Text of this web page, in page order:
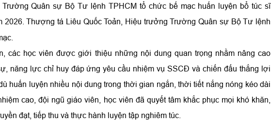
Trường Quân sự Bộ Tư lệnh TPHCM tổ chức bế mạc huấn luyện bổ túc sĩ
2026. Thượng tá Liêu Quốc Toản, Hiệu trưởng Trường Quân sự Bộ Tư lệnh
các học viên được giới thiệu những nội dung quan trọng nhằm nâng cao
năng lực chỉ huy đáp ứng yêu cầu nhiệm vụ SSCĐ và chiến đấu thắng lợi
huấn luyện nhiều nội dung trong thời gian ngắn, thời tiết nắng nóng kéo dài
cao, đội ngũ giáo viên, học viên đã quyết tâm khắc phục mọi khó khăn,
đạt, tiếp thu và thực hành luyện tập nghiêm túc.